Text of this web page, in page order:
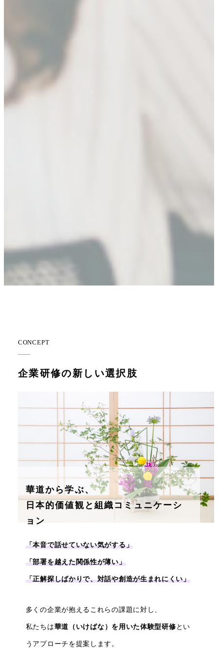
CONCEPT
企業研修の新しい選択肢
華道から学ぶ、
日本的価値観と組織コミュニケーシ
ョン
「本音で話せていない気がする」
「部署を越えた関係性が薄い」
「正解探しばかりで、対話や創造が生まれにくい」
多くの企業が抱えるこれらの課題に対し、
私たちは華道（いけばな）を用いた体験型研修 とい
うアプローチを提案します。